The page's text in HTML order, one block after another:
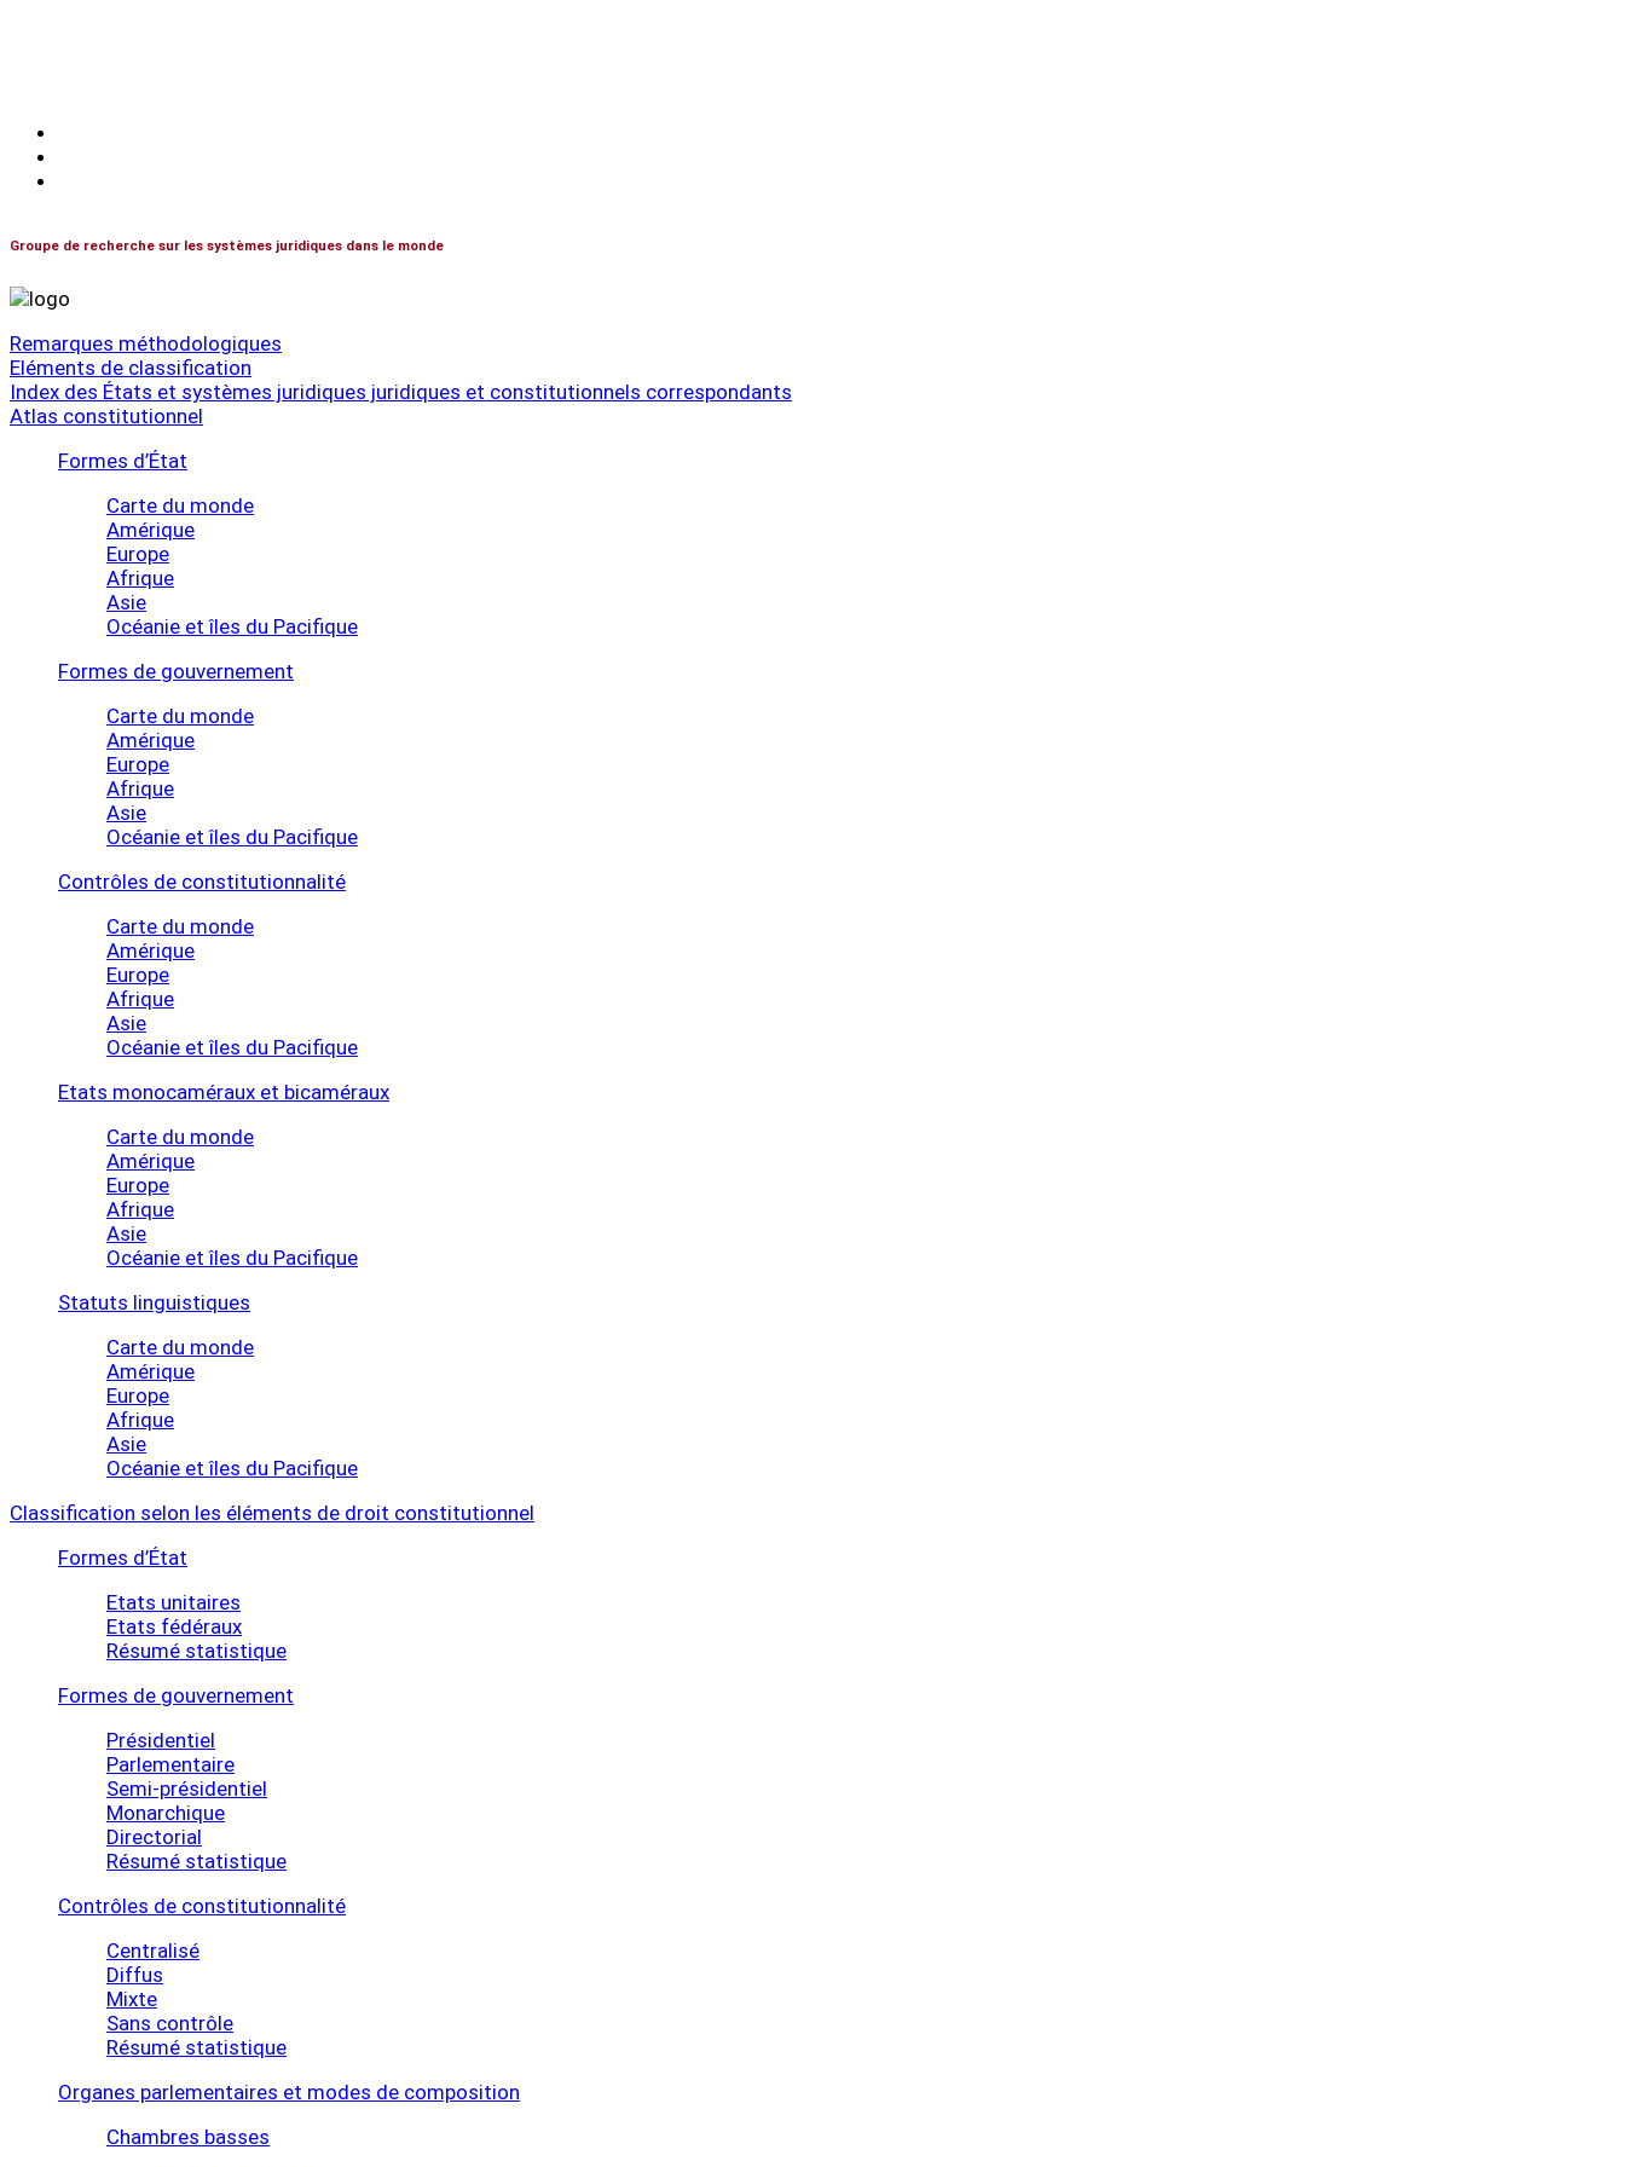
Groupe de recherche sur les systèmes juridiques dans le monde
Remarques méthodologiques
Eléments de classification
Index des États et systèmes juridiques juridiques et constitutionnels correspondants
Atlas constitutionnel
Formes d’État
Carte du monde
Amérique
Europe
Afrique
Asie
Océanie et îles du Pacifique
Formes de gouvernement
Carte du monde
Amérique
Europe
Afrique
Asie
Océanie et îles du Pacifique
Contrôles de constitutionnalité
Carte du monde
Amérique
Europe
Afrique
Asie
Océanie et îles du Pacifique
Etats monocaméraux et bicaméraux
Carte du monde
Amérique
Europe
Afrique
Asie
Océanie et îles du Pacifique
Statuts linguistiques
Carte du monde
Amérique
Europe
Afrique
Asie
Océanie et îles du Pacifique
Classification selon les éléments de droit constitutionnel
Formes d’État
Etats unitaires
Etats fédéraux
Résumé statistique
Formes de gouvernement
Présidentiel
Parlementaire
Semi-présidentiel
Monarchique
Directorial
Résumé statistique
Contrôles de constitutionnalité
Centralisé
Diffus
Mixte
Sans contrôle
Résumé statistique
Organes parlementaires et modes de composition
Chambres basses